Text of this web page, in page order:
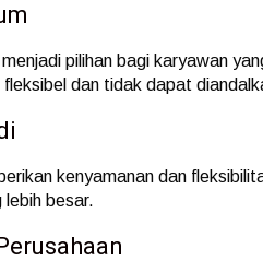
pilihan bagi karyawan
fleksibel dan tidak dapat
kenyamanan dan
lebih besar.